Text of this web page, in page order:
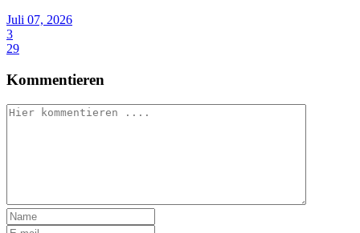
Juli 07, 2026
3
29
Kommentieren